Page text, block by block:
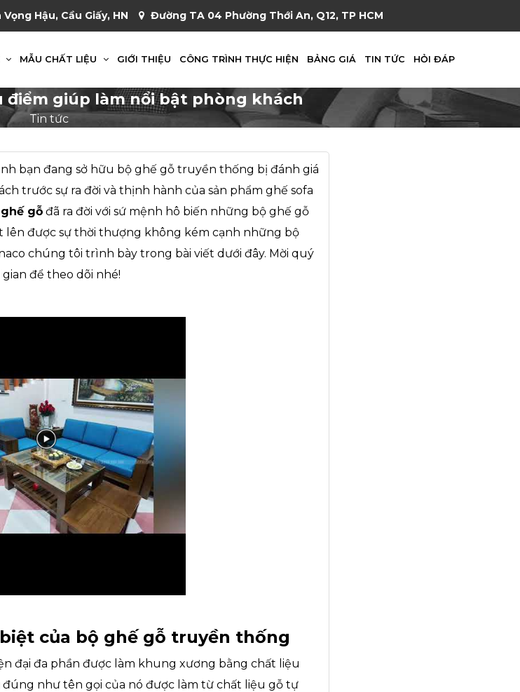
Hậu, Cầu Giấy, HN Đường TA 04 Phường Thới An, Q12, TP HCM
MẪU CHẤT LIỆU GIỚI THIỆU CÔNG TRÌNH THỰC HIỆN BẢNG GIÁ TIN TỨC HỎI ĐÁP
điểm giúp làm nổi bật phòng khách
Tin tức
bạn đang sở hữu bộ ghế gỗ truyền thống bị đánh giá
trước sự ra đời và thịnh hành của sản phẩm ghế sofa
gỗ đã ra đời với sứ mệnh hô biến những bộ ghế gỗ
được sự thời thượng không kém cạnh những bộ
chúng tôi trình bày trong bài viết dưới đây. Mời quý
để theo dõi nhé!
của bộ ghế gỗ truyền thống
đại đa phần được làm khung xương bằng chất liệu
như tên gọi của nó được làm từ chất liệu gỗ tự